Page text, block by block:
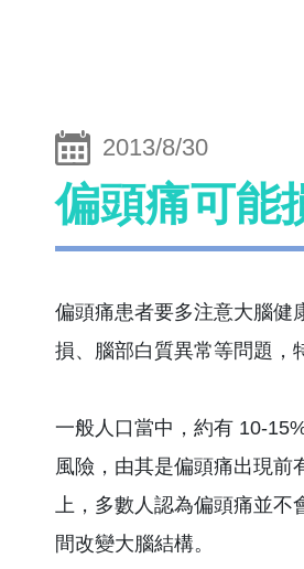
2013/8/30
偏頭痛可能
偏頭痛患者要多注意大腦健
損、腦部白質異常等問題，
一般人口當中，約有 10-
風險，由其是偏頭痛出現前
上，多數人認為偏頭痛並不
間改變大腦結構。